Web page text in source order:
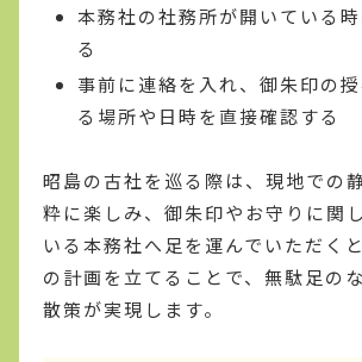
本務社の社務所が開いている
る
事前に連絡を入れ、御朱印の
る場所や日時を直接確認する
昭島の古社を巡る際は、現地での
粋に楽しみ、御朱印やお守りに関
いる本務社へ足を運んでいただく
の計画を立てることで、無駄足の
散策が実現します。